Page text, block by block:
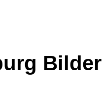
Bilder